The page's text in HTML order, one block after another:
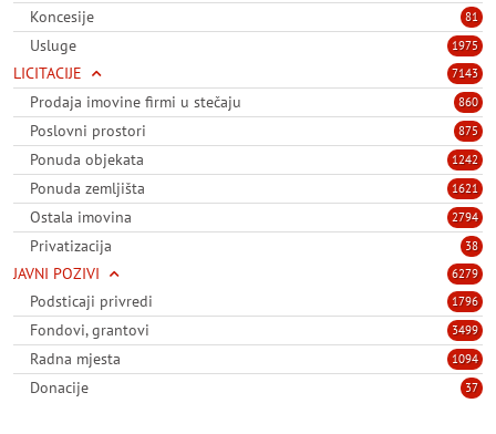
81
Koncesije
1975
Usluge
7143
LICITACIJE
860
Prodaja imovine firmi u stečaju
875
Poslovni prostori
1242
Ponuda objekata
1621
Ponuda zemljišta
2794
Ostala imovina
38
Privatizacija
6279
JAVNI POZIVI
1796
Podsticaji privredi
3499
Fondovi, grantovi
1094
Radna mjesta
37
Donacije